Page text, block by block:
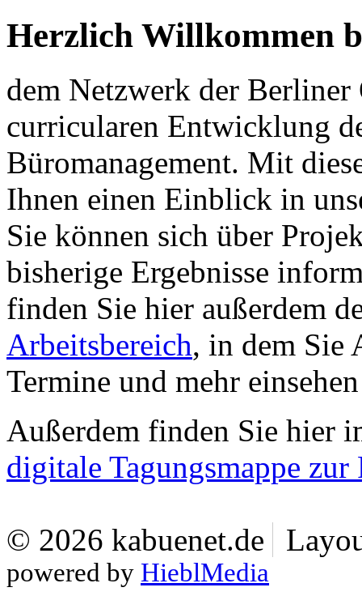
Herzlich Willkommen
dem Netzwerk der Berliner
curricularen Entwicklung
Büromanagement. Mit
Ihnen einen Einblick in
Sie können sich über
bisherige Ergebnisse
finden Sie hier außerdem
Arbeitsbereich, in dem Sie
Termine und mehr
Außerdem finden Sie hier
digitale Tagungsmappe
© 2026 kabuenet.de
powered by HieblMedia